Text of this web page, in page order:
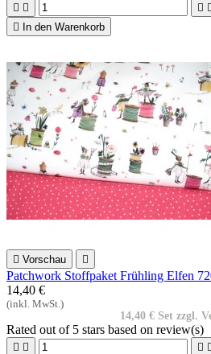
  
 In den Warenkorb
 Vorschau 
Patchwork Stoffpaket Frühling Elfen
14,40 €
(inkl. MwSt.)
14,40 € Set zzgl.
Rated out of 5 stars based on review(s)
  